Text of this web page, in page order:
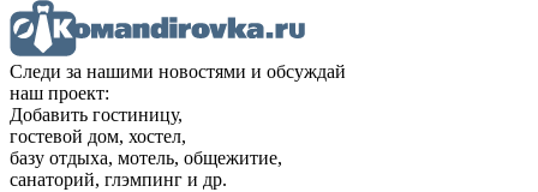
Следи за нашими новостями и обсуждай
наш проект:
Добавить гостиницу,
гостевой дом, хостел,
базу отдыха, мотель, общежитие,
санаторий, глэмпинг и др.